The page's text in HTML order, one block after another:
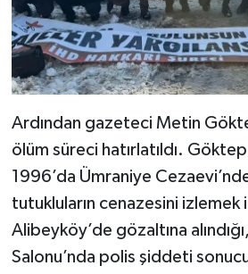
Ardından gazeteci Metin
ölüm süreci hatırlatıldı.
1996’da Ümraniye
tutukluların cenazesini
Alibeyköy’de gözaltına
Salonu’nda polis şiddeti sonucu